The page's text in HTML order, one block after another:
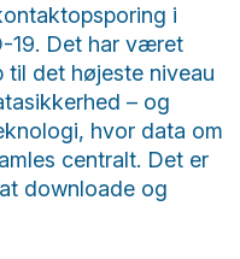
i
19. Det har været
til det højeste niveau
– og
hvor data om
centralt. Det er
downloade og